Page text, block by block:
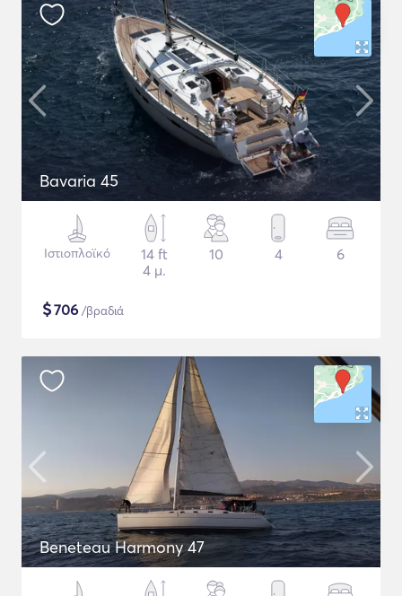
Bavaria 45
Ιστιοπλοϊκό
14 ft
4 μ.
10 4 6
$706 /βραδιά
Beneteau Harmony 47